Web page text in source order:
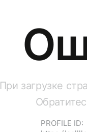
При загрузке
PROFILE ID: